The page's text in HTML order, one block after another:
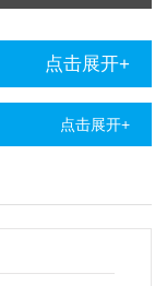
点击展开+
点击展开+